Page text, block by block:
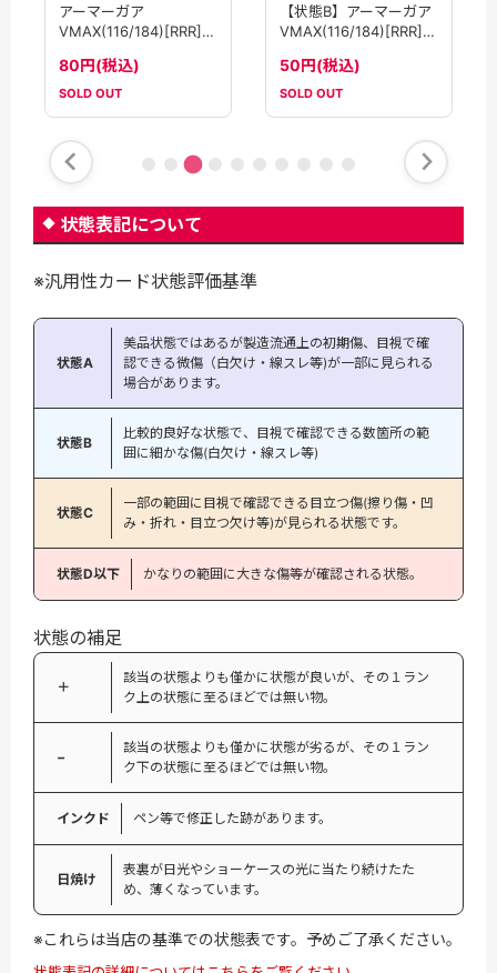
アーマーガア
VMAX(116/184)[RRR]
80円(税込)
SOLD OUT
【状態B】アーマーガア
VMAX(116/184)[RRR]
50円(税込)
SOLD OUT
状態表記について
※汎用性カード状態評価基準
状態A
美品状態ではあるが製造流通上の初期傷、目視で確
認できる微傷（白欠け・線スレ等)が一部に見られる
場合があります。
状態B
比較的良好な状態で、目視で確認できる数箇所の範
囲に細かな傷(白欠け・線スレ等)
状態C
一部の範囲に目視で確認できる目立つ傷(擦り傷・凹
み・折れ・目立つ欠け等)が見られる状態です。
状態D以下 かなりの範囲に大きな傷等が確認される状態。
状態の補足
＋
該当の状態よりも僅かに状態が良いが、その１ラン
ク上の状態に至るほどでは無い物。
−
該当の状態よりも僅かに状態が劣るが、その１ラン
ク下の状態に至るほどでは無い物。
インクド ペン等で修正した跡があります。
日焼け
表裏が日光やショーケースの光に当たり続けたた
め、薄くなっています。
※これらは当店の基準での状態表です。予めご了承ください。